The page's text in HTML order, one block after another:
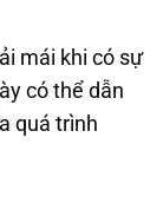
mái khi có sự
có thể dẫn
quá trình